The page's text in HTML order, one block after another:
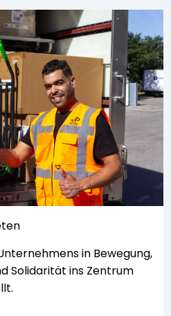
in Bewegung,
Solidarität ins Zentrum